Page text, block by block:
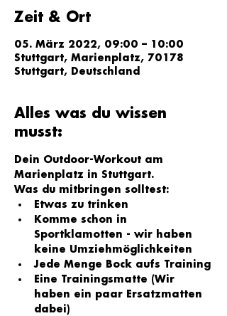
Zeit & Ort
05. März 2022, 09:00 – 10:00
Stuttgart, Marienplatz, 70178
Stuttgart, Deutschland
Alles was du wissen
musst:
Dein Outdoor-Workout am
Marienplatz in Stuttgart.
Was du mitbringen solltest:
Etwas zu trinken
Komme schon in
Sportklamotten - wir haben
keine Umziehmöglichkeiten
Jede Menge Bock aufs Training
Eine Trainingsmatte (Wir
haben ein paar Ersatzmatten
dabei)